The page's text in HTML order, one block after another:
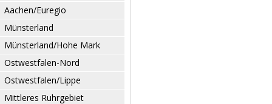
Aachen/Euregio
Münsterland
Münsterland/Hohe Mark
Ostwestfalen-Nord
Ostwestfalen/Lippe
Mittleres Ruhrgebiet